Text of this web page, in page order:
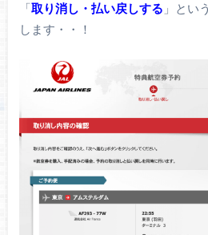
「取り消し・払い戻しする 」とい
します・・！